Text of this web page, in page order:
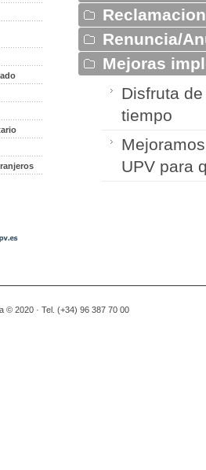
Renuncia/
Mejoras
Disfruta
tiempo
UPV para
© 2020 · Tel. (+34) 96 387 70 00